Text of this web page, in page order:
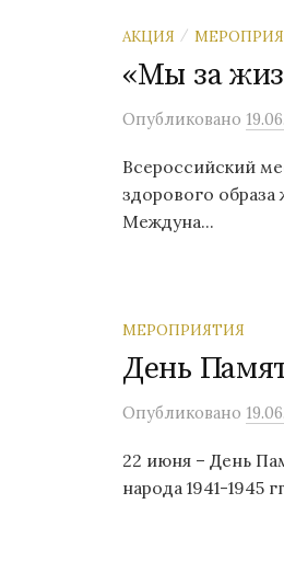
АКЦИЯ /
«Мы за
Опубликовано
Всероссийский
здорового
Междуна...
МЕРОПРИЯТИЯ
День
Опубликовано
22 июня – День
народа 1941-1945